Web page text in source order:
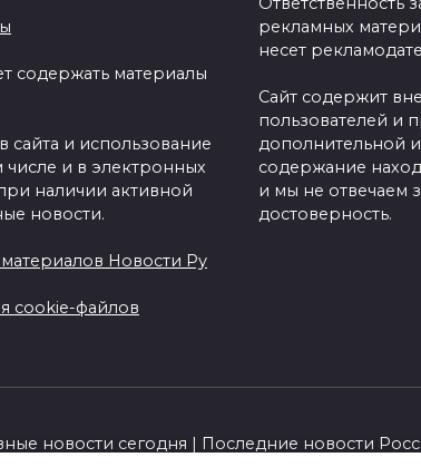
содержать материалы
сайта и использование
и в электронных
наличии активной
новости.
Новости Ру
cookie-файлов
рекламных
несет
Сайт содержит
пользователей и
дополнительной
содержание
и мы не отвечаем
достоверность.
новости сегодня | Последние новости